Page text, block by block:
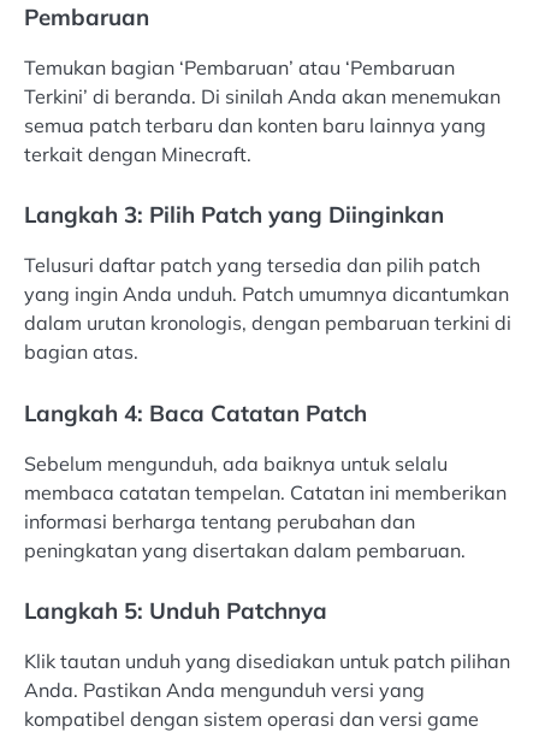
Pembaruan
Temukan bagian ‘Pembaruan’ atau ‘Pembaruan
Terkini’ di beranda. Di sinilah Anda akan menemukan
semua patch terbaru dan konten baru lainnya yang
terkait dengan Minecraft.
Langkah 3: Pilih Patch yang Diinginkan
Telusuri daftar patch yang tersedia dan pilih patch
yang ingin Anda unduh. Patch umumnya dicantumkan
dalam urutan kronologis, dengan pembaruan terkini di
bagian atas.
Langkah 4: Baca Catatan Patch
Sebelum mengunduh, ada baiknya untuk selalu
membaca catatan tempelan. Catatan ini memberikan
informasi berharga tentang perubahan dan
peningkatan yang disertakan dalam pembaruan.
Langkah 5: Unduh Patchnya
Klik tautan unduh yang disediakan untuk patch pilihan
Anda. Pastikan Anda mengunduh versi yang
kompatibel dengan sistem operasi dan versi game